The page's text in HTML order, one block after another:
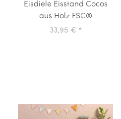
Eisdiele Eisstand Cocos
aus Holz FSC®
33,95 € *